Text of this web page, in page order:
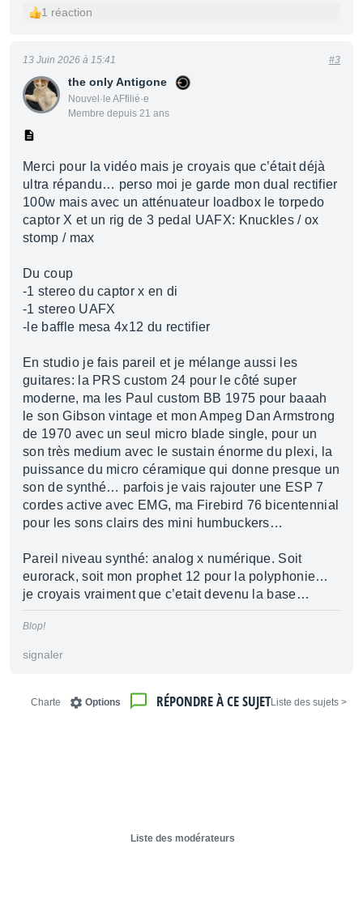
1 réaction
the only Antigone
Nouvel·le AFfilié·e
Membre depuis 21 ans
13 Juin 2026 à 15:41 #3
Merci pour la vidéo mais je croyais que c’était déjà
ultra répandu… perso moi je garde mon dual rectifier
100w mais avec un atténuateur loadbox le torpedo
captor X et un rig de 3 pedal UAFX: Knuckles / ox
stomp / max
Du coup
-1 stereo du captor x en di
-1 stereo UAFX
-le baffle mesa 4x12 du rectifier
En studio je fais pareil et je mélange aussi les
guitares: la PRS custom 24 pour le côté super
moderne, ma les Paul custom BB 1975 pour baaah
le son Gibson vintage et mon Ampeg Dan Armstrong
de 1970 avec un seul micro blade single, pour un
son très medium avec le sustain énorme du plexi, la
puissance du micro céramique qui donne presque un
son de synthé… parfois je vais rajouter une ESP 7
cordes active avec EMG, ma Firebird 76 bicentennial
pour les sons clairs des mini humbuckers…
Pareil niveau synthé: analog x numérique. Soit
eurorack, soit mon prophet 12 pour la polyphonie…
je croyais vraiment que c’etait devenu la base…
Blop!
signaler
< Liste des sujets
RÉPONDRE À CE SUJET
Options
Charte
Liste des modérateurs